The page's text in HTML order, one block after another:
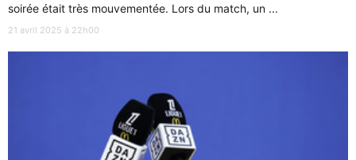
soirée était très mouvementée. Lors du match, un ...
21 avril 2025 à 22h00